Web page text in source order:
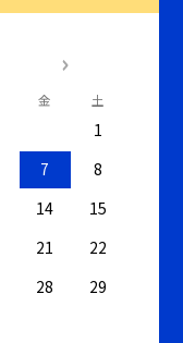
金 土
1
7
8
14
15
21
22
28
29